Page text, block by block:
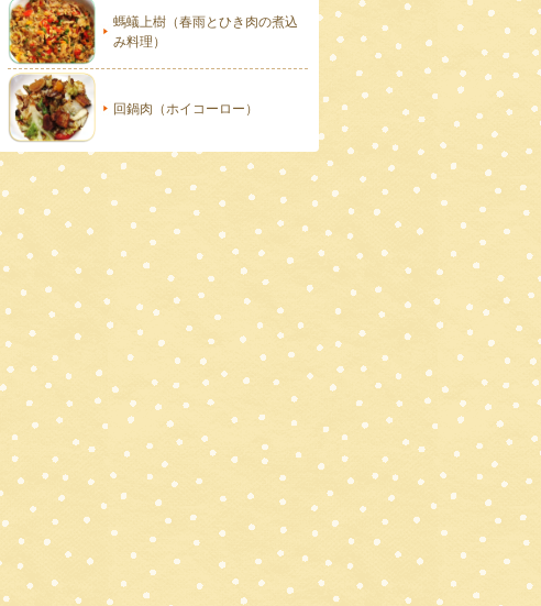
螞蟻上樹（春雨とひき肉の煮込
み料理）
回鍋肉（ホイコーロー）